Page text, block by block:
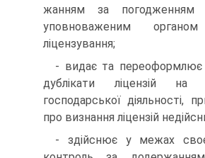
жанням за погодженням
уповноваженим
ліцензування;
- видає та переоформлює
дублікати ліце­нзій
господарської діяльності,
про визнання ліцензій
- здійснює у межах